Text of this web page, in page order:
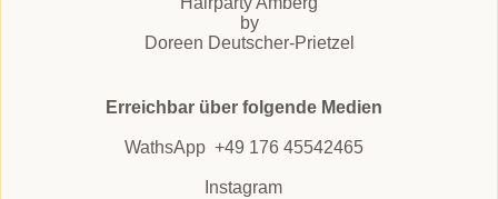
by
Doreen Deutscher-Prietzel
Erreichbar über folgende Medien
WathsApp +49 176 45542465
Instagram